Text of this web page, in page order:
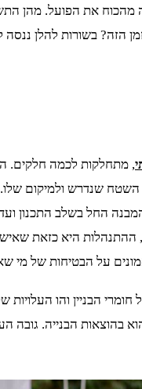
מהכוח את הפועל.
הזה? בשורות להלן
, מתחלקות לכמה חלקים.
שנדרש ולמיקום
החל בשלב
היא כזאת
על הבטיחות של מי
חומרי הבניין והו
הבנייה. גובה